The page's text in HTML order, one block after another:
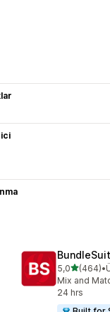
5,05 yıldız
(464)
toplam 464•
Mix and
24 hrs